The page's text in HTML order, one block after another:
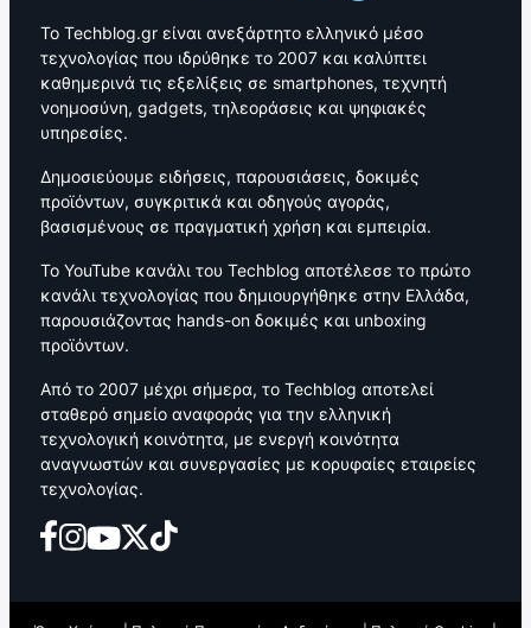
Το Techblog.gr είναι ανεξάρτητο ελληνικό μέσο
τεχνολογίας που ιδρύθηκε το 2007 και καλύπτει
καθημερινά τις εξελίξεις σε smartphones, τεχνητή
νοημοσύνη, gadgets, τηλεοράσεις και ψηφιακές
υπηρεσίες.
Δημοσιεύουμε ειδήσεις, παρουσιάσεις, δοκιμές
προϊόντων, συγκριτικά και οδηγούς αγοράς,
βασισμένους σε πραγματική χρήση και εμπειρία.
Το YouTube κανάλι του Techblog αποτέλεσε το πρώτο
κανάλι τεχνολογίας που δημιουργήθηκε στην Ελλάδα,
παρουσιάζοντας hands-on δοκιμές και unboxing
προϊόντων.
Από το 2007 μέχρι σήμερα, το Techblog αποτελεί
σταθερό σημείο αναφοράς για την ελληνική
τεχνολογική κοινότητα, με ενεργή κοινότητα
αναγνωστών και συνεργασίες με κορυφαίες εταιρείες
τεχνολογίας.